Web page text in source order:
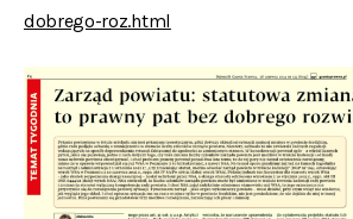
dobrego-roz.html